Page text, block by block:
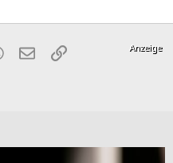
WhatsApp
E-MailLink